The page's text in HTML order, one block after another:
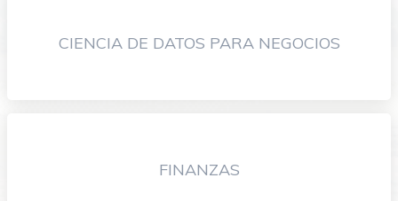
CIENCIA DE DATOS PARA NEGOCIOS
FINANZAS